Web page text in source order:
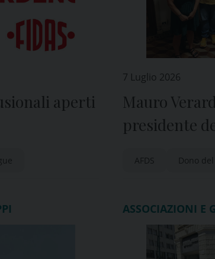
aperti
7 Luglio 2026
Mauro
presidente
AFDS Dono
ASSOCIAZIONI E